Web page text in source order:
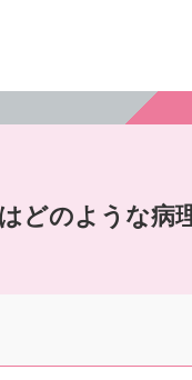
どのような病